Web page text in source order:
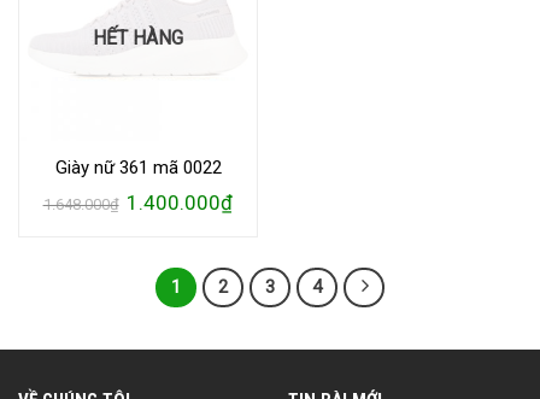
HẾT HÀNG
Giày nữ 361 mã 0022
1.648.000₫ Giá
gốc
1.400.000₫Giá
1 2 3 4